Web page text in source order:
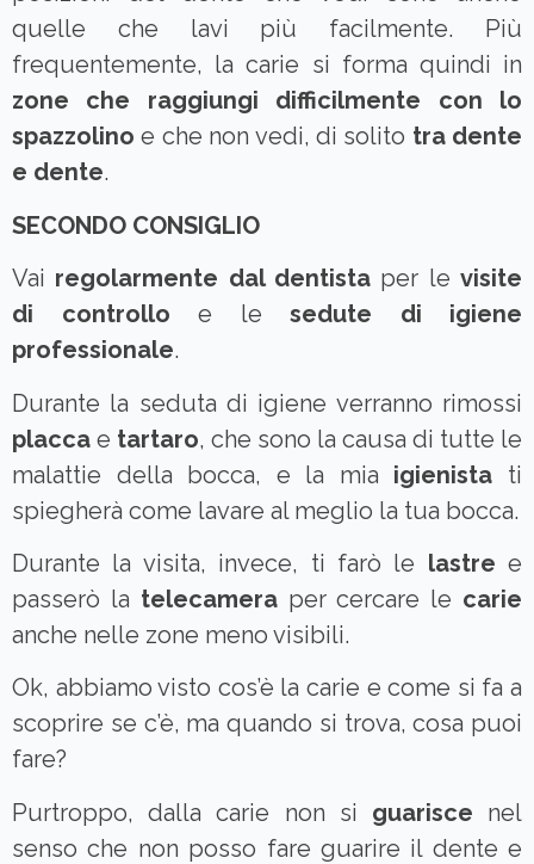
quelle che lavi più facilmente. Più
frequentemente, la carie si forma quindi in
zone che raggiungi difficilmente con lo
spazzolino e che non vedi, di solito tra dente
e dente.
SECONDO CONSIGLIO
Vai regolarmente dal dentista per levisite
di controllo e le sedute di igiene
professionale.
Durante la seduta di igiene verranno rimossi
placca e tartaro, che sono la causa di tutte le
malattie della bocca, e la mia igienista ti
spiegherà come lavare al meglio la tua bocca.
Durante la visita, invece, ti farò le lastre e
passerò la telecameraper cercare le carie
anche nelle zone meno visibili.
Ok, abbiamo visto cos’è la carie e come si fa a
scoprire se c’è, ma quando si trova, cosa puoi
fare?
Purtroppo, dalla carie non si guarisce nel
senso che non posso fare guarire il dente e